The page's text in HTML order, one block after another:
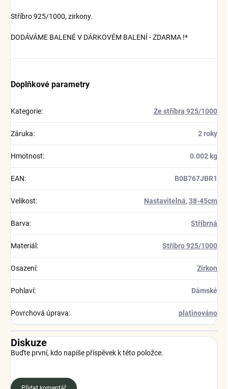
Stříbro 925/1000, zirkony.
DODÁVÁME BALENÉ V DÁRKOVÉM BALENÍ - ZDARMA !*
Doplňkové parametry
Kategorie: Ze stříbra 925/1000
Záruka: 2 roky
Hmotnost: 0.002 kg
EAN: B0B767JBR1
Velikost: Nastavitelná,38-45cm
Barva: Stříbrná
Materiál : Stříbro 925/1000
Osazení: Zirkon
Pohlaví: Dámské
Povrchová úprava: platinováno
Diskuze
Buďte první, kdo napíše příspěvek k této položce.